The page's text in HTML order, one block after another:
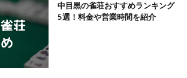
中目黒の雀荘おすすめランキング
5選！料金や営業時間を紹介